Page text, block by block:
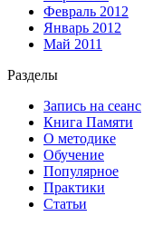
Февраль 2012
Январь 2012
Май 2011
Разделы
Запись на сеанс
Книга Памяти
О методике
Обучение
Популярное
Практики
Статьи